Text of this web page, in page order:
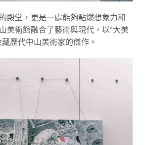
殿堂，更是一處能夠點燃想象力和
美術館融合了藝術與現代，以”大美
歷代中山美術家的傑作。